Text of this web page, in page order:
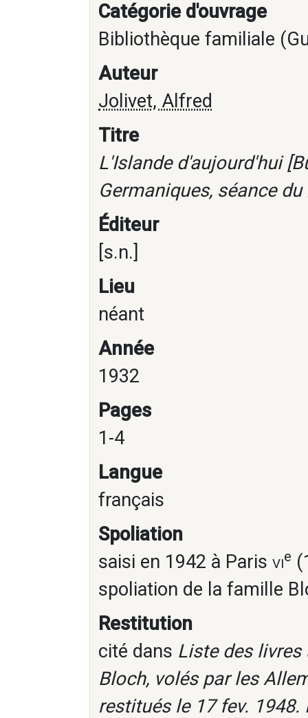
Catégorie d'ouvrage
Bibliothèque familiale
Auteur
Jolivet, Alfred
Titre
L'Islande d'aujourd'hui
Germaniques, séance
Éditeur
[s.n.]
Lieu
néant
Année
1932
Pages
1-4
Langue
français
Spoliation
saisi en 1942 à Paris vie
spoliation de la famille
Restitution
cité dans Liste des
Bloch, volés par les
restitués le 17 fev.